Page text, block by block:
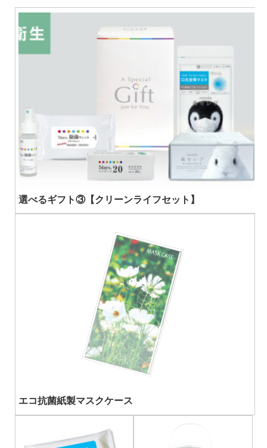
選べるギフト③【クリーンライフセット】
エコ抗菌紙製マスクケース